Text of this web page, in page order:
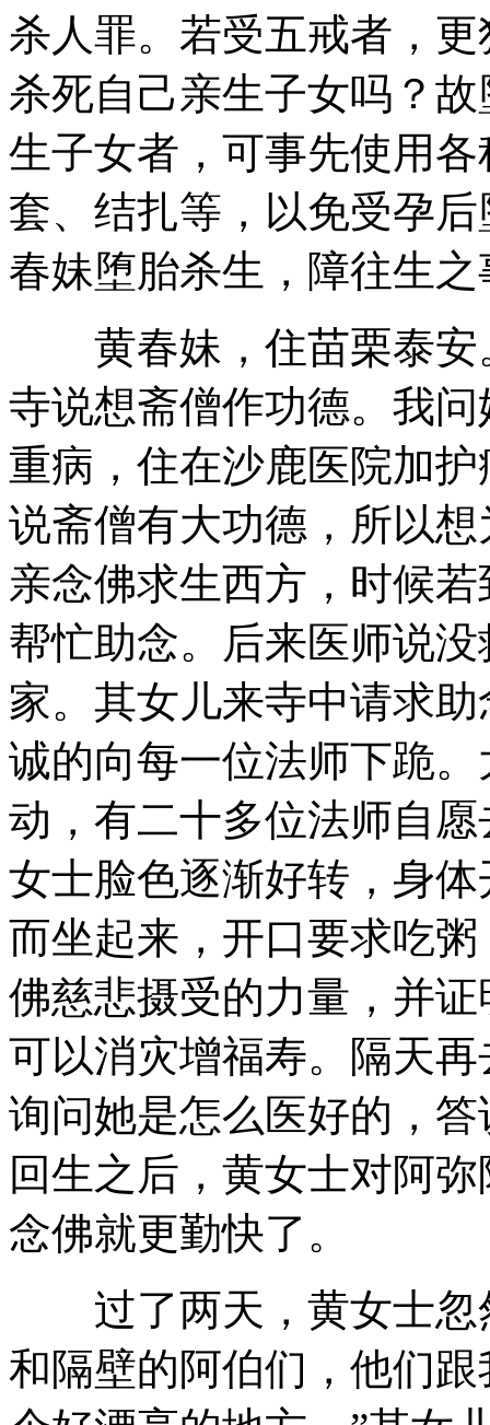
杀人罪。若受五戒者，
杀死自己亲生子女吗？
生子女者，可事先使用
套、结扎等，以免受孕
春妹堕胎杀生，障往生
黄春妹，住苗栗泰安
寺说想斋僧作功德。我
重病，住在沙鹿医院加
说斋僧有大功德，所以
亲念佛求生西方，时候
帮忙助念。后来医师说
家。其女儿来寺中请求
诚的向每一位法师下跪
动，有二十多位法师自
女士脸色逐渐好转，身
而坐起来，开口要求吃
佛慈悲摄受的力量，并
可以消灾增福寿。隔天
询问她是怎么医好的，
回生之后，黄女士对阿
念佛就更勤快了。
过了两天，黄女士忽
和隔壁的阿伯们，他们